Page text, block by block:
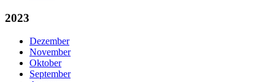
2023
Dezember
November
Oktober
September